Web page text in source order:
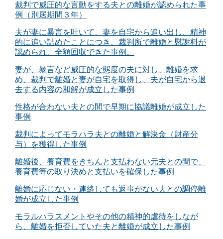
裁判で威圧的な言動をする夫との離婚が認められた事
例（別居期間３年）
夫が妻に暴言を吐いて、妻を自宅から追い出し、精神
的に追い詰めたことにつき、裁判所で離婚と慰謝料が
認められ、全額回収できた事例。
妻が、暴言など威圧的な態度の夫に対し、離婚を求
め、裁判で離婚と妻が自宅を取得し、夫が自宅から退
去する内容の和解が成立した事例
性格が合わない夫との間で早期に協議離婚が成立した
事例
裁判によってモラハラ夫との離婚と解決金（財産分
与）を獲得した事例
離婚後、養育費をきちんと支払わない元夫との間で、
養育費等の取り決めと支払いを確保した事例
離婚に応じない・連絡しても返事がない夫との調停離
婚が成立した事例
モラルハラスメントやその他の精神的虐待をしなが
ら、離婚を拒否していた夫と離婚が成立した事例